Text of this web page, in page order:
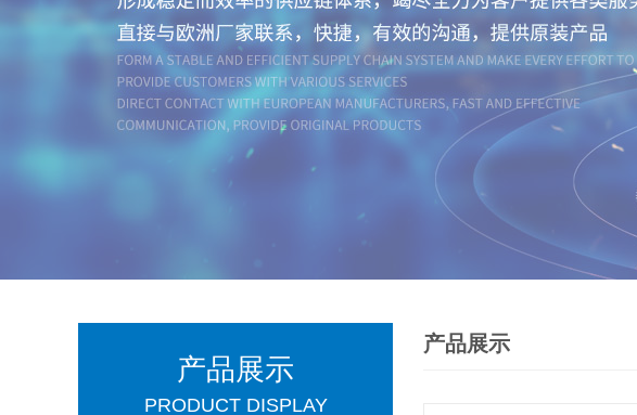
产品展示
PRODUCT DISPLAY
产品展示